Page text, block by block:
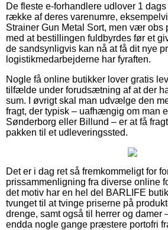
De fleste e-forhandlere udlover 1
række af deres varenumre,
Strainer Gun Metal Sort, men vær obs
med at bestillingen fuldbyrdes før et
de sandsynligvis kan nå at få dit nye
logistikmedarbejderne har fyraften.
Nogle få online butikker lover gratis
tilfælde under forudsætning af at der
sum. I øvrigt skal man udvælge den
fragt, der typisk – uafhængig om man
Sønderborg eller Billund – er at få
pakken til et udleveringssted.
Det er i dag ret så fremkommeligt for
prissammenligning fra diverse online
det motiv har en hel del BARLIFE
tvunget til at tvinge priserne på
drenge, samt også til herrer og damer
endda nogle gange præstere portofri